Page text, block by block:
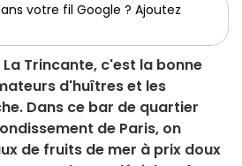
votre fil Google ? Ajoutez
Trincante, c'est la bonne
d'huîtres et les
Dans ce bar de quartier
de Paris, on
de fruits de mer à prix doux